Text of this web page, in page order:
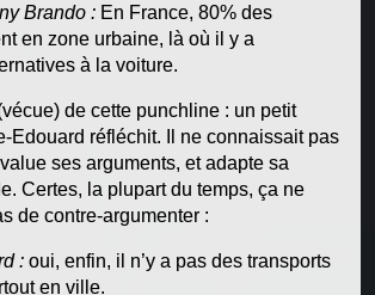
Brando :En France, 80% des
en zone urbaine, là où il y a
à la voiture.
de cette punchline : un petit
Edouard réfléchit. Il ne connaissait pas
ses arguments, et adapte sa
Certes, la plupart du temps, ça ne
de contre-argumenter :
:oui, enfin, il n’y a pas des transports
en ville.